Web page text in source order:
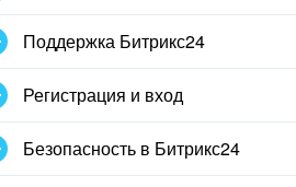
Поддержка Битрикс24
Регистрация и вход
Безопасность в Битрикс24